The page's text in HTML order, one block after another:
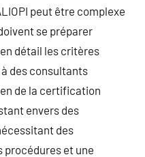
peut être complexe
se préparer
détail les critères
des consultants
de la certification
envers des
des
et une